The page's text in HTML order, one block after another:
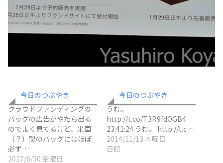
今日のつぶやき
クラウドファンディングの
バッグの広告がやたら出る
のでよく見てるけど、米国
（？）製のバッグにはほぼ
必ず…
2017/6/30 金曜日
今日のつぶやき
うむ。
http://t.co/T3R9fdOGB4
23:41:24 うむ。 http://t.c…
2014/11/13 木曜日
日記